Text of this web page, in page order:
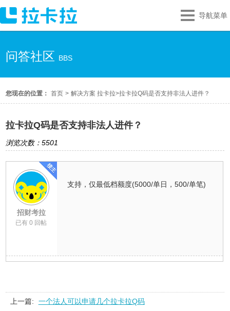
导航菜单
问答社区 BBS
您现在的位置： 首页 > 解决方案 拉卡拉>拉卡拉Q码是否支持非法人进件？
拉卡拉Q码是否支持非法人进件？
浏览次数：5501
招财考拉
已有 0 回帖
支持，仅最低档额度(5000/单日，500/单笔)
上一篇:
一个法人可以申请几个拉卡拉Q码